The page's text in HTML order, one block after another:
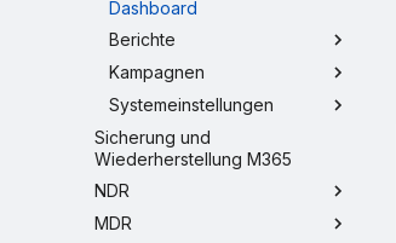
Dashboard
Berichte
Kampagnen
Systemeinstellungen
Sicherung und
Wiederherstellung M365
NDR
MDR